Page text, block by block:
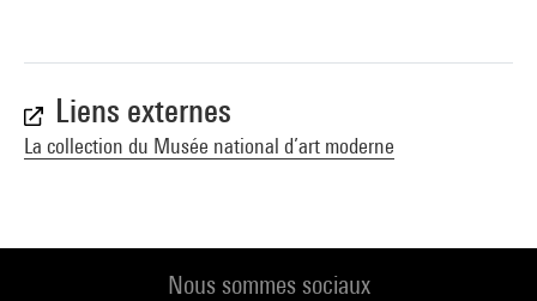
Liens externes
La collection du Musée national d’art moderne
Nous sommes sociaux